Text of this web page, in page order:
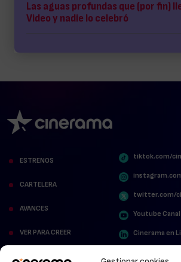
Las aguas profundas que (por fin)
Video y nadie lo celebró
ESTRENOS
CARTELERA
AVANCES
VER PARA CREER
tiktok.com/
twitter.com/
Youtube
Cinerama en